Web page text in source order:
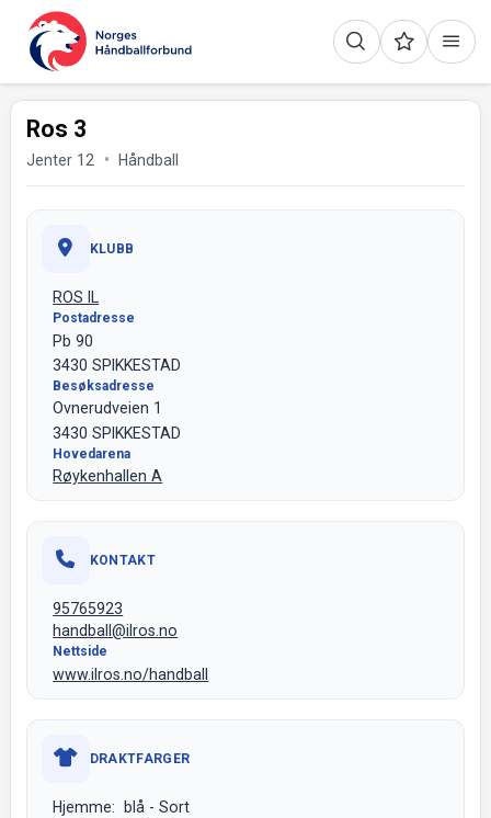
Ros 3
Jenter 12 Håndball
KLUBB
ROS IL
Postadresse
Pb 90
3430 SPIKKESTAD
Besøksadresse
Ovnerudveien 1
3430 SPIKKESTAD
Hovedarena
Røykenhallen A
KONTAKT
95765923
handball@ilros.no
Nettside
www.ilros.no/handball
DRAKTFARGER
Hjemme: blå - Sort